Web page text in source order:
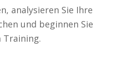
analysieren Sie Ihre
und beginnen Sie
Training.